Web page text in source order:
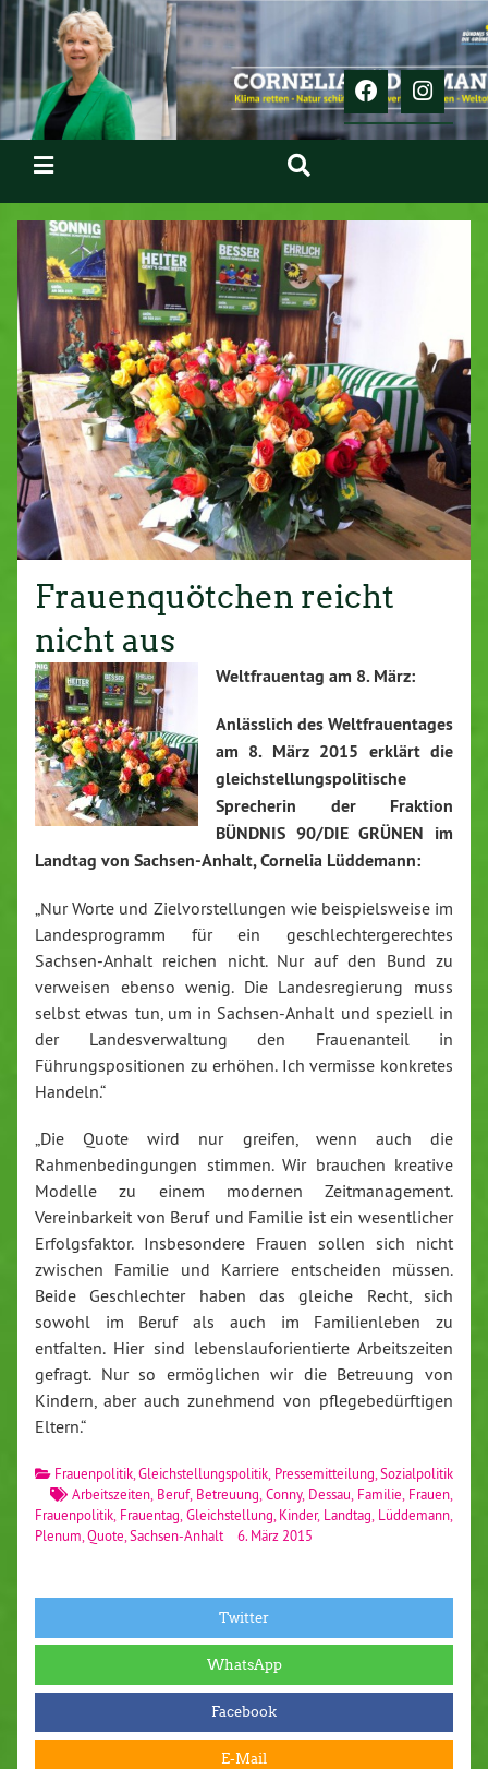
Frauenquötchen reicht
nicht aus
Weltfrauentag am 8. März:
Anlässlich des Weltfrauentages
am 8. März 2015 erklärt die
gleichstellungspolitische
Sprecherin der Fraktion
BÜNDNIS 90/DIE GRÜNEN im
Landtag von Sachsen-Anhalt, Cornelia Lüddemann:
„Nur Worte und Zielvorstellungen wie beispielsweise im
Landesprogramm für ein geschlechtergerechtes
Sachsen-Anhalt reichen nicht.Nur auf den Bund zu
verweisen ebenso wenig. Die Landesregierung muss
selbst etwas tun, um in Sachsen-Anhalt und speziell in
der Landesverwaltung den Frauenanteil in
Führungspositionen zu erhöhen. Ich vermisse konkretes
Handeln.“
„Die Quote wird nur greifen, wenn auch die
Rahmenbedingungen stimmen. Wir brauchen kreative
Modelle zu einem modernen Zeitmanagement.
Vereinbarkeit von Beruf und Familie ist ein wesentlicher
Erfolgsfaktor. Insbesondere Frauen sollen sich nicht
zwischen Familie und Karriere entscheiden müssen.
Beide Geschlechter haben das gleiche Recht, sich
sowohl im Beruf als auch im Familienleben zu
entfalten. Hier sind lebenslauforientierte Arbeitszeiten
gefragt. Nur so ermöglichen wir die Betreuung von
Kindern, aber auch zunehmend von pflegebedürftigen
Eltern.“
Frauenpolitik, Gleichstellungspolitik Pressemitteilung Sozialpolitik
Arbeitszeiten Beruf, Betreuung Conny, Dessau Familie Frauen
Frauenpolitik Frauentag Gleichstellung Kinder, Landtag Lüddemann
Plenum Quote Sachsen-Anhalt 6. März 2015
Twitter
WhatsApp
Facebook
E-Mail